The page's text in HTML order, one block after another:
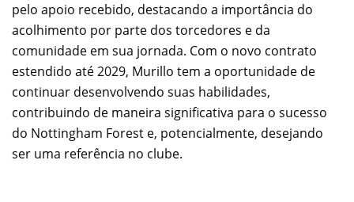
pelo apoio recebido, destacando a importância do
acolhimento por parte dos torcedores e da
comunidade em sua jornada. Com o novo contrato
estendido até 2029, Murillo tem a oportunidade de
continuar desenvolvendo suas habilidades,
contribuindo de maneira significativa para o sucesso
do Nottingham Forest e, potencialmente, desejando
ser uma referência no clube.